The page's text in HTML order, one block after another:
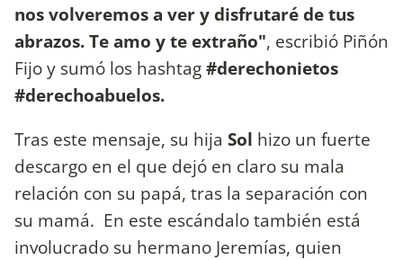
nos volveremos a ver y disfrutaré de tus
abrazos. Te amo y te extraño", escribió Piñón
Fijo y sumó los hashtag#derechonietos
#derechoabuelos.
Tras este mensaje, su hija Sol hizo un fuerte
descargo en el que dejó en claro su mala
relación con su papá, tras la separación con
su mamá. En este escándalo también está
involucrado su hermano Jeremías, quien